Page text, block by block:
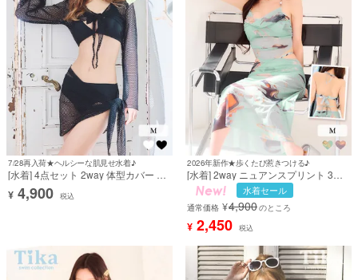
7/28再入荷★ヘルシーな肌見せ水着♪
[水着] 4点セット 2way 体型カバー 三
角ビキニ ホルターネック ショート丈
袖あり ヘルシー パレオ付き ギャル 黒
¥ 4,900 税込
2026年新作★歩くたび惹きつける♪
[水着] 2way ニュアンスプリント 3点
セット ホルターネック 体型カバー バ
ックシャン 脚カバー ロングスカート
グリーン 大人リゾート ビキニ (聖菜
着用) [tk-sw8872]
水着セール
通常価格 ¥4,900のところ
¥ 2,450 税込